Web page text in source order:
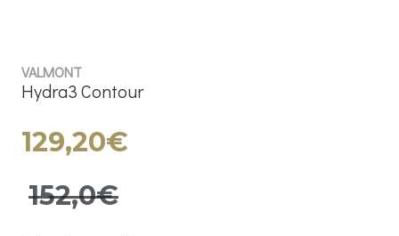
VALMONT
Hydra3 Contour
129,20€
152,0€